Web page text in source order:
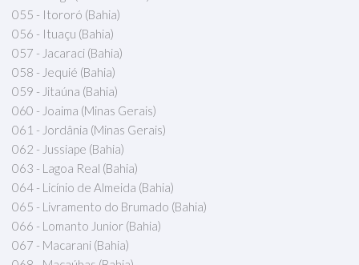
055 - Itororó (Bahia)
056 - Ituaçu (Bahia)
057 - Jacaraci (Bahia)
058 - Jequié (Bahia)
059 - Jitaúna (Bahia)
060 - Joaima (Minas Gerais)
061 - Jordânia (Minas Gerais)
062 - Jussiape (Bahia)
063 - Lagoa Real (Bahia)
064 - Licínio de Almeida (Bahia)
065 - Livramento do Brumado (Bahia)
066 - Lomanto Junior (Bahia)
067 - Macarani (Bahia)